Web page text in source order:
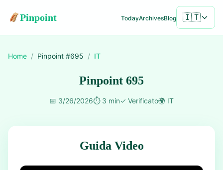
Pinpoint TodayArchivesBlog 🇮🇹
Home / Pinpoint #695 / IT
Pinpoint 695
📅 3/26/2026⏱️ 3 min✓ Verificato🌍 IT
Guida Video